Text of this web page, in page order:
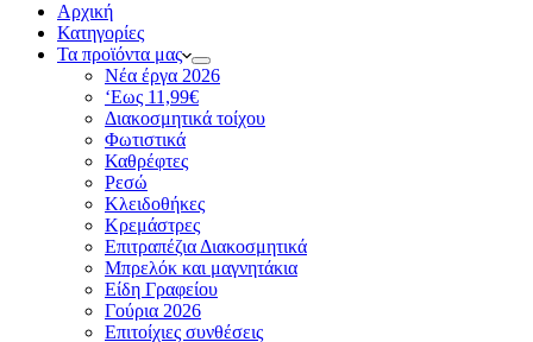
Αρχική
Κατηγορίες
Τα προϊόντα μας
Νέα έργα 2026
‘Εως 11,99€
Διακοσμητικά τοίχου
Φωτιστικά
Καθρέφτες
Ρεσώ
Kλειδοθήκες
Κρεμάστρες
Επιτραπέζια Διακοσμητικά
Μπρελόκ και μαγνητάκια
Είδη Γραφείου
Γούρια 2026
Επιτοίχιες συνθέσεις